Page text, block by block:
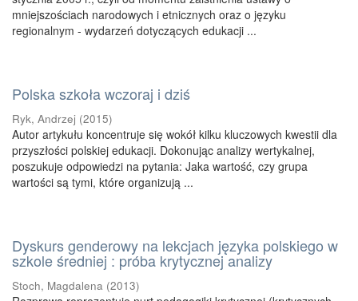
mniejszościach narodowych i etnicznych oraz o języku
regionalnym - wydarzeń dotyczących edukacji ...
Polska szkoła wczoraj i dziś
Ryk, Andrzej (2015)
Autor artykułu koncentruje się wokół kilku kluczowych kwestii dla
przyszłości polskiej edukacji. Dokonując analizy wertykalnej,
poszukuje odpowiedzi na pytania: Jaka wartość, czy grupa
wartości są tymi, które organizują ...
Dyskurs genderowy na lekcjach języka polskiego w
szkole średniej : próba krytycznej analizy
Stoch, Magdalena (2013)